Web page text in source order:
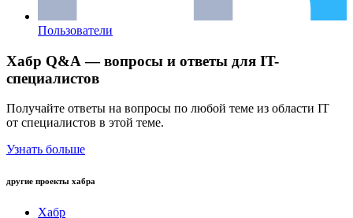
Пользователи
Хабр Q&A — вопросы и ответы для IT-
специалистов
Получайте ответы на вопросы по любой теме из области IT
от специалистов в этой теме.
Узнать больше
другие проекты хабра
Хабр